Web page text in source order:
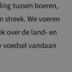
tussen boeren,
streek. We voeren
over de land- en
vandaan